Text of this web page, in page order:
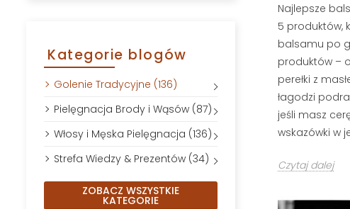
Kategorie blogów
Golenie Tradycyjne (136)
Pielęgnacja Brody i Wąsów (87)
Włosy i Męska Pielęgnacja (136)
Strefa Wiedzy & Prezentów (34)
ZOBACZ WSZYSTKIE
KATEGORIE
Najlepsze
5 produktów,
balsamu po
produktów –
perełki z
łagodzi
jeśli masz
wskazówki w
Czytaj dalej